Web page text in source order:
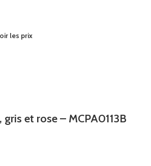
les prix
et rose – MCPA0113B